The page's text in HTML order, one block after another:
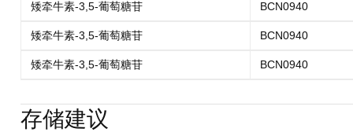
矮牵牛素-3,5-葡萄糖苷 BCN0940
矮牵牛素-3,5-葡萄糖苷 BCN0940
矮牵牛素-3,5-葡萄糖苷 BCN0940
存储建议